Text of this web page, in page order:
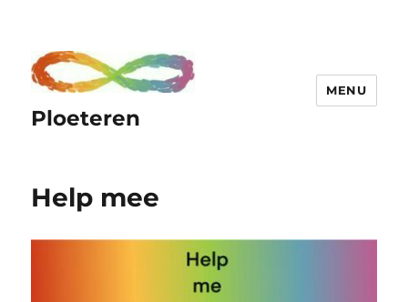
Ploeteren
MENU
Help mee